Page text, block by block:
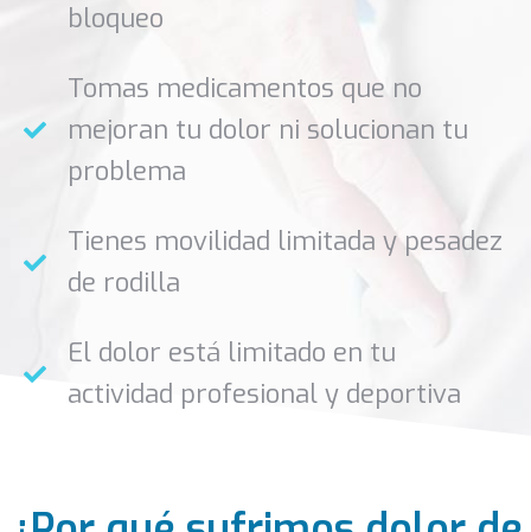
bloqueo
Tomas medicamentos que no
mejoran tu dolor ni solucionan tu
problema
Tienes movilidad limitada y pesadez
de rodilla
El dolor está limitado en tu
actividad profesional y deportiva